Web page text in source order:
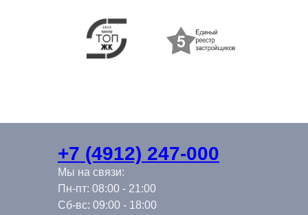
+7 (4912) 247-000
Мы на связи:
Пн-пт: 08:00 - 21:00
Сб-вс: 09:00 - 18:00